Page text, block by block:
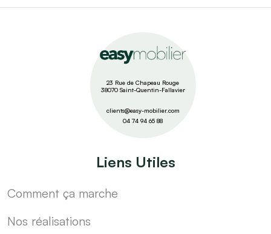
23 Rue de Chapeau Rouge
38070 Saint-Quentin-Fallavier
clients@easy-mobilier.com
04 74 94 65 88
Liens Utiles
Comment ça marche
Nos réalisations